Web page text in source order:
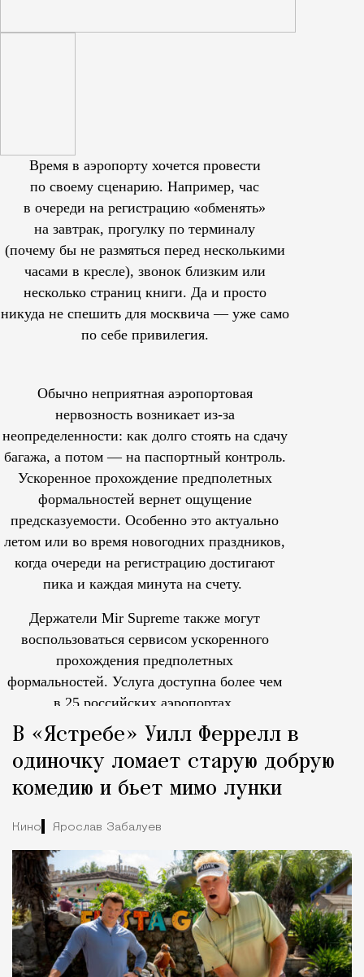
Время в аэропорту хочется провести
по своему сценарию. Например, час
в очереди на регистрацию «обменять»
на завтрак, прогулку по терминалу
(почему бы не размяться перед несколькими
часами в кресле), звонок близким или
несколько страниц книги. Да и просто
никуда не спешить для москвича — уже само
по себе привилегия.
Обычно неприятная аэропортовая
нервозность возникает из-за
неопределенности: как долго стоять на сдачу
багажа, а потом — на паспортный контроль.
Ускоренное прохождение предполетных
формальностей вернет ощущение
предсказуемости. Особенно это актуально
летом или во время новогодних праздников,
когда очереди на регистрацию достигают
пика и каждая минута на счету.
Держатели Mir Supreme также могут
воспользоваться сервисом ускоренного
прохождения предполетных
формальностей. Услуга доступна более чем
в 25 российских аэропортах.
В «Ястребе» Уилл Феррелл в
одиночку ломает старую добрую
комедию и бьет мимо лунки
Кино Ярослав Забалуев